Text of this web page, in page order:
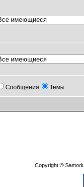
Сообщения Темы
Copyright ©